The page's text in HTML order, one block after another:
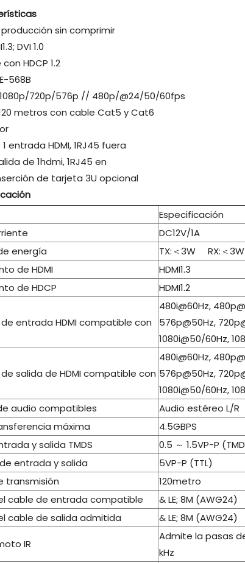
sin comprimir
DVI 1.0
HDCP 1.2
568B
720p/576p // 480p/@24/50/60fps
metros con cable Cat5 y Cat6
entrada HDMI, 1RJ45 fuera
de 1hdmi, 1RJ45 en
de tarjeta 3U opcional
Especificación
DC12V/1A
energía
TX:＜3W RX:＜3W
de HDMI
HDMI1.3
de HDCP
HDMI1.2
entrada HDMI compatible con
480i@60Hz,
576p@50Hz,
1080i@50/60Hz,
salida de HDMI compatible con
480i@60Hz,
576p@50Hz,
1080i@50/60Hz,
audio compatibles
Audio estéreo L/R
máxima
4.5GBPS
y salida TMDS
0.5 ～ 1.5VP-P
entrada y salida
5VP-P (TTL)
transmisión
120metro
cable de entrada compatible
& LE; 8M (AWG24)
cable de salida admitida
& LE; 8M (AWG24)
IR
Admite la pasas
kHz